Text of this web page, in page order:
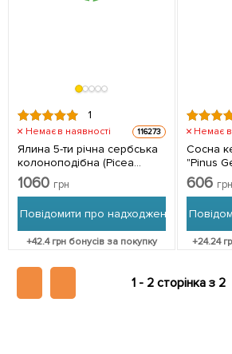
1
Немає в наявності 116273
Ялина 5-ти річна сербська
колоноподібна (Picea
omorika) С5, висота 60-
70см 1 саджанець в
1060 грн
Повідомити про надходження
+42.4грн бонусів за покупку
Немає в
Сосна
"Pinus
сосна в світі) 1
606 грн
+24.24
1 - 2 сторінка з 2